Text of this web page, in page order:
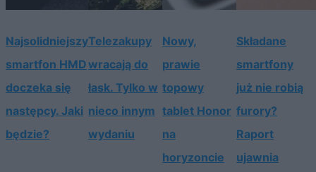
Najsolidniejszy
smartfon HMD
doczeka się
następcy. Jaki
będzie?
Telezakupy
wracają do
łask. Tylko w
nieco innym
wydaniu
Nowy,
prawie
topowy
tablet Honor
na
horyzoncie
Składane
smartfony
już nie robią
furory?
Raport
ujawnia